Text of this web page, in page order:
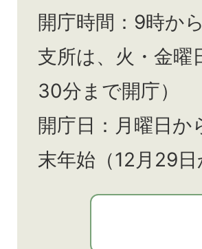
開庁時間：9時か
支所は、火・金曜
30分まで開庁）
開庁日：月曜日
末年始（12月29日